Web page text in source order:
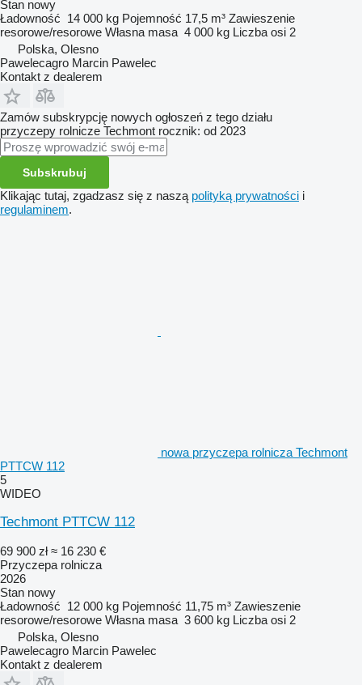
Stan nowy
Ładowność 14 000 kg Pojemność 17,5 m³ Zawieszenie
resorowe/resorowe Własna masa 4 000 kg Liczba osi 2
Polska, Olesno
Pawelecagro Marcin Pawelec
Kontakt z dealerem
Zamów subskrypcję nowych ogłoszeń z tego działu
przyczepy rolnicze Techmont rocznik: od 2023
Subskrubuj
Klikając tutaj, zgadzasz się z naszą polityką prywatności i
regulaminem.
nowa przyczepa rolnicza Techmont
PTTCW 112
5
WIDEO
Techmont PTTCW 112
69 900 zł ≈ 16 230 €
Przyczepa rolnicza
2026
Stan nowy
Ładowność 12 000 kg Pojemność 11,75 m³ Zawieszenie
resorowe/resorowe Własna masa 3 600 kg Liczba osi 2
Polska, Olesno
Pawelecagro Marcin Pawelec
Kontakt z dealerem